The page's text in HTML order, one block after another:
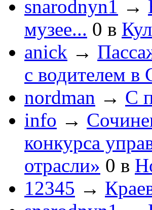
snarodnyn1 →
музее... 0 в
anick →
с водителем в
nordman → С
info →
конкурса
отрасли» 0 в
12345 →